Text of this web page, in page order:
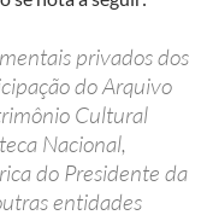
privados dos
do Arquivo
Cultural
Nacional,
do Presidente da
entidades